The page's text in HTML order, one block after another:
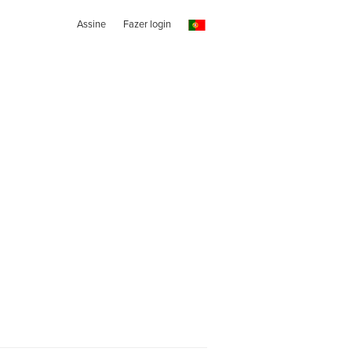
Assine Fazer login